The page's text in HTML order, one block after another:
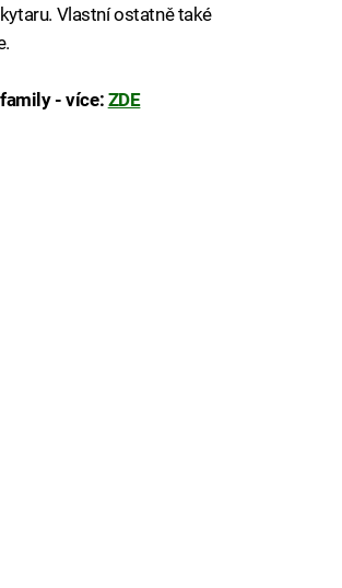
Vlastní ostatně také
- více: ZDE